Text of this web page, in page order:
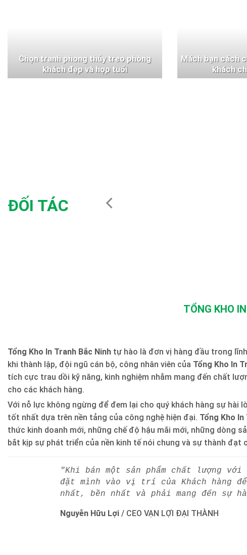
Chọn tranh phong thủy treo phòng
khách đẹp và hợp tuổi
Mách bạn cách
khách
ĐỐI TÁC
TỔNG KHO
Tổng Kho In Tranh Bắc Ninh tự hào là đơn vị hàng đầu trong
khi thành lập, đội ngũ cán bộ, công nhân viên của Tổng Kho In
tích cực trau dồi kỹ năng, kinh nghiệm nhằm mang đến chất
cho các khách hàng.
Với nỗ lực không ngừng để đem lại cho quý khách hàng sự hài
tốt nhất dựa trên nền tảng của công nghệ hiện đại. Tổng Kho In
thức kinh doanh mới, những chế độ hậu mãi mới, những dòng
bắt kịp sự phát triển của nền kinh tế nói chung và sự thành đạt
"Khi bán một sản phẩm chất lượng
đặt mình vào vị trí của Khách hàng
nhất, bền nhất và phải mang đến sự
Nguyễn Hữu Lợi / CEO VẠN LỢI ĐẠI THÀNH